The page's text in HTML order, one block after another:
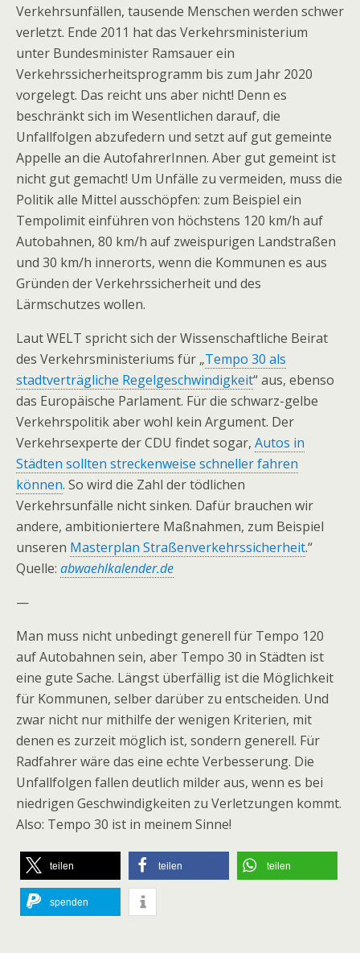
Verkehrsunfällen, tausende Menschen werden schwer
verletzt. Ende 2011 hat das Verkehrsministerium
unter Bundesminister Ramsauer ein
Verkehrssicherheitsprogramm bis zum Jahr 2020
vorgelegt. Das reicht uns aber nicht! Denn es
beschränkt sich im Wesentlichen darauf, die
Unfallfolgen abzufedern und setzt auf gut gemeinte
Appelle an die AutofahrerInnen. Aber gut gemeint ist
nicht gut gemacht! Um Unfälle zu vermeiden, muss die
Politik alle Mittel ausschöpfen: zum Beispiel ein
Tempolimit einführen von höchstens 120 km/h auf
Autobahnen, 80 km/h auf zweispurigen Landstraßen
und 30 km/h innerorts, wenn die Kommunen es aus
Gründen der Verkehrssicherheit und des
Lärmschutzes wollen.
Laut WELT spricht sich der Wissenschaftliche Beirat
des Verkehrsministeriums für „Tempo 30 als
stadtverträgliche Regelgeschwindigkeit“ aus, ebenso
das Europäische Parlament. Für die schwarz-gelbe
Verkehrspolitik aber wohl kein Argument. Der
Verkehrsexperte der CDU findet sogar, Autos in
Städten sollten streckenweise schneller fahren
können. So wird die Zahl der tödlichen
Verkehrsunfälle nicht sinken. Dafür brauchen wir
andere, ambitioniertere Maßnahmen, zum Beispiel
unseren Masterplan Straßenverkehrssicherheit.“
Quelle: abwaehlkalender.de
—
Man muss nicht unbedingt generell für Tempo 120
auf Autobahnen sein, aber Tempo 30 in Städten ist
eine gute Sache. Längst überfällig ist die Möglichkeit
für Kommunen, selber darüber zu entscheiden. Und
zwar nicht nur mithilfe der wenigen Kriterien, mit
denen es zurzeit möglich ist, sondern generell. Für
Radfahrer wäre das eine echte Verbesserung. Die
Unfallfolgen fallen deutlich milder aus, wenn es bei
niedrigen Geschwindigkeiten zu Verletzungen kommt.
Also: Tempo 30 ist in meinem Sinne!
teilen teilen teilen
spenden